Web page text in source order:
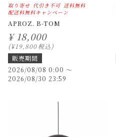
取り寄せ 代引き不可 送料無料
配送料無料キャンペーン
APROZ. B-TOM
¥ 18,000
¥19,800税込
販売期間
2026/08/08 0:00 〜
2026/08/30 23:59